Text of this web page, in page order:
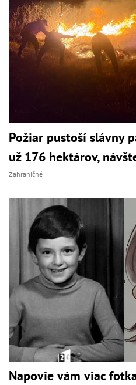
Požiar pustoší slávny
už 176 hektárov,
Zahraničné
Napovie vám viac